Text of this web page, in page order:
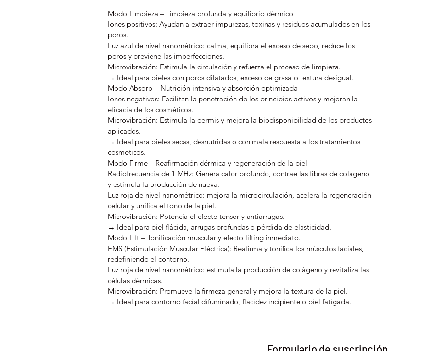
Modo Limpieza – Limpieza profunda y equilibrio dérmico
Iones positivos: Ayudan a extraer impurezas, toxinas y residuos acumulados en los
poros.
Luz azul de nivel nanométrico: calma, equilibra el exceso de sebo, reduce los
poros y previene las imperfecciones.
Microvibración: Estimula la circulación y refuerza el proceso de limpieza.
→ Ideal para pieles con poros dilatados, exceso de grasa o textura desigual.
Modo Absorb – Nutrición intensiva y absorción optimizada
Iones negativos: Facilitan la penetración de los principios activos y mejoran la
eficacia de los cosméticos.
Microvibración: Estimula la dermis y mejora la biodisponibilidad de los productos
aplicados.
→ Ideal para pieles secas, desnutridas o con mala respuesta a los tratamientos
cosméticos.
Modo Firme – Reafirmación dérmica y regeneración de la piel
Radiofrecuencia de 1 MHz: Genera calor profundo, contrae las fibras de colágeno
y estimula la producción de nueva.
Luz roja de nivel nanométrico: mejora la microcirculación, acelera la regeneración
celular y unifica el tono de la piel.
Microvibración: Potencia el efecto tensor y antiarrugas.
→ Ideal para piel flácida, arrugas profundas o pérdida de elasticidad.
Modo Lift – Tonificación muscular y efecto lifting inmediato.
EMS (Estimulación Muscular Eléctrica): Reafirma y tonifica los músculos faciales,
redefiniendo el contorno.
Luz roja de nivel nanométrico: estimula la producción de colágeno y revitaliza las
células dérmicas.
Microvibración: Promueve la firmeza general y mejora la textura de la piel.
→ Ideal para contorno facial difuminado, flacidez incipiente o piel fatigada.